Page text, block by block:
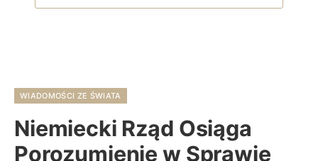
WIADOMOŚCI ZE ŚWIATA
Niemiecki Rząd Osiąga
Porozumienie w Sprawie